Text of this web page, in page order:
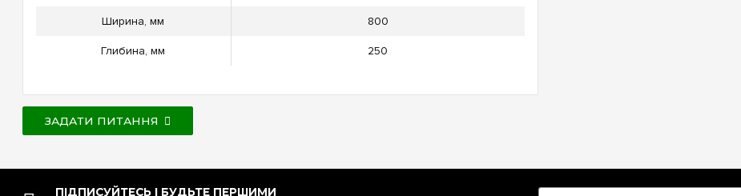
Ширина, мм 800
Глибина, мм 250
ЗАДАТИ ПИТАННЯ
ПІДПИСУЙТЕСЬ І БУДЬТЕ ПЕРШИМИ